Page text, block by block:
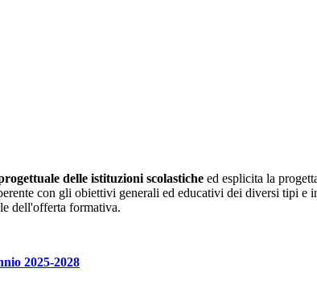
delle istituzioni scolastiche ed esplicita la
con gli obiettivi generali ed educativi dei diversi tipi e
dell'offerta formativa.
2025-2028